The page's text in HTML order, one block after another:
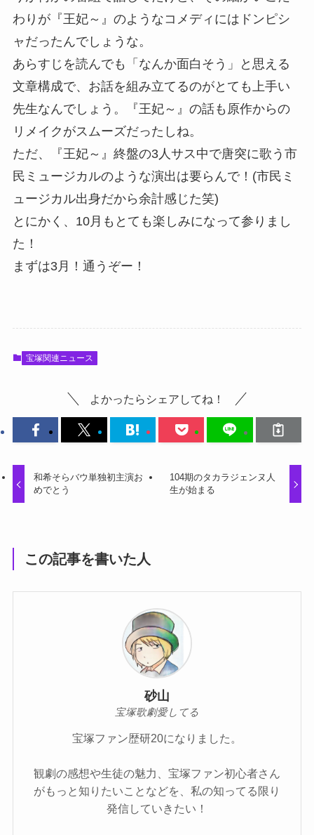
わりが『王妃～』のようなコメディにはドンピシ
ャだったんでしょうな。
あらすじを読んでも「なんか面白そう」と思える
文章構成で、お話を組み立てるのがとても上手い
先生なんでしょう。『王妃～』の話も原作からの
リメイクがスムーズだったしね。
ただ、『王妃～』終盤の3人サス中で唐突に歌う市
民ミュージカルのような演出は要らんで！(市民ミ
ュージカル出身だから余計感じた笑)
とにかく、10月もとても楽しみになって参りまし
た！
まずは3月！通うぞー！
宝塚関連ニュース
よかったらシェアしてね！
和希そらバウ単独初主演お
めでとう
104期のタカラジェンヌ人
生が始まる
この記事を書いた人
砂山
宝塚歌劇愛してる
宝塚ファン歴研20になりました。
観劇の感想や生徒の魅力、宝塚ファン初心者さん
がもっと知りたいことなどを、私の知ってる限り
発信していきたい！